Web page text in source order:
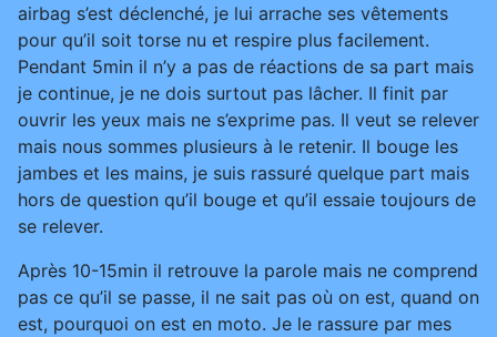
airbag s’est déclenché, je lui arrache ses vêtements
pour qu’il soit torse nu et respire plus facilement.
Pendant 5min il n’y a pas de réactions de sa part mais
je continue, je ne dois surtout pas lâcher. Il finit par
ouvrir les yeux mais ne s’exprime pas. Il veut se relever
mais nous sommes plusieurs à le retenir. Il bouge les
jambes et les mains, je suis rassuré quelque part mais
hors de question qu’il bouge et qu’il essaie toujours de
se relever.
Après 10-15min il retrouve la parole mais ne comprend
pas ce qu’il se passe, il ne sait pas où on est, quand on
est, pourquoi on est en moto. Je le rassure par mes